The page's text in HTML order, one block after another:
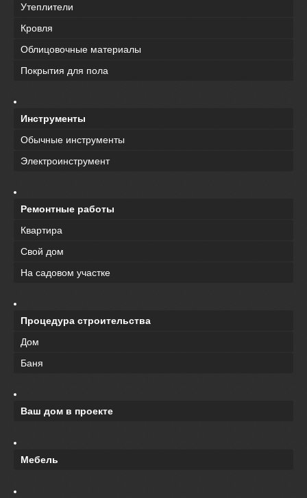
Утеплители
Кровля
Облицовочные материалы
Покрытия для пола
Инструменты
Обычные инструменты
Электроинструмент
Ремонтные работы
Квартира
Свой дом
На садовом участке
Процедура строительства
Дом
Баня
Ваш дом в проекте
Мебель